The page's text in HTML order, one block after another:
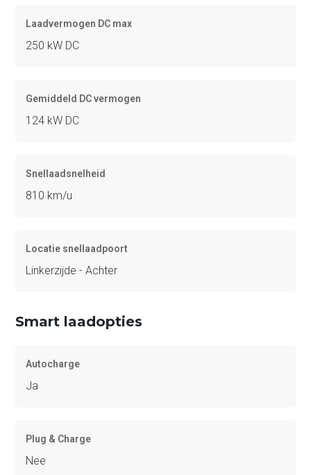
Laadvermogen DC max
250 kW DC
Gemiddeld DC vermogen
124 kW DC
Snellaadsnelheid
810 km/u
Locatie snellaadpoort
Linkerzijde - Achter
Smart laadopties
Autocharge
Ja
Plug & Charge
Nee